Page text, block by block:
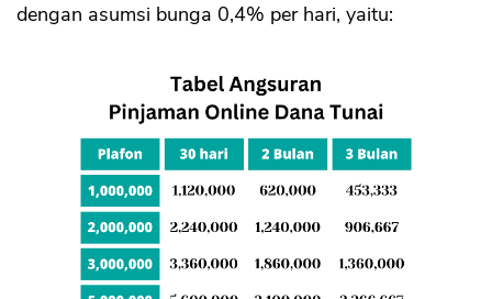
dengan asumsi bunga 0,4% per hari, yaitu: